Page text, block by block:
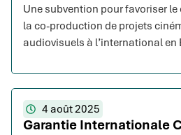
Une subvention pour favoriser
la co-production de projets
audiovisuels à l’international en
4 août 2025
Garantie Internationale